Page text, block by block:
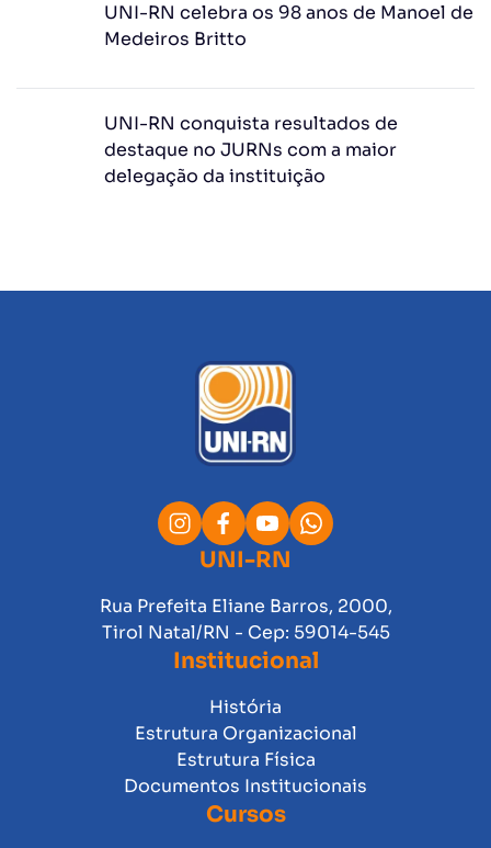
UNI-RN celebra os 98 anos de Manoel de
Medeiros Britto
UNI-RN conquista resultados de
destaque no JURNs com a maior
delegação da instituição
UNI-RN
Rua Prefeita Eliane Barros, 2000,
Tirol Natal/RN - Cep: 59014-545
Institucional
História
Estrutura Organizacional
Estrutura Física
Documentos Institucionais
Cursos